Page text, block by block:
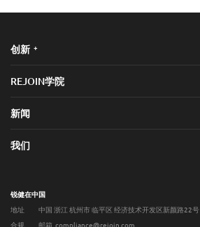
创新 +
REJOIN学院
新闻
我们
锐健在中国
地址
中国 浙江 杭州市 临平区 经济技术开发区新颜路22号
合规
邮箱 compliance@rejoin.com